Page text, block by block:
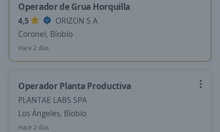
Operador de Grua Horquilla
4,5
ORIZON S A
Coronel, Bíobío
Hace 2 días
Operador Planta Productiva
PLANTAE LABS SPA
Los Ángeles, Bíobío
Hace 2 días